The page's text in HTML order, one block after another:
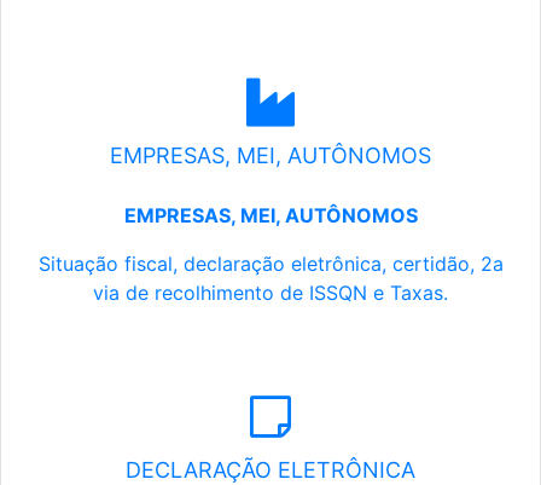
EMPRESAS, MEI, AUTÔNOMOS
EMPRESAS, MEI, AUTÔNOMOS
Situação fiscal, declaração eletrônica, certidão, 2a
via de recolhimento de ISSQN e Taxas.
DECLARAÇÃO ELETRÔNICA